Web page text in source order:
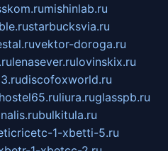
mishinlab.ru
starbucksvia.ru
vektor-doroga.ru
lenasever.rulovinskix.ru
discofoxworld.ru
hostel65.ruliura.ruglasspb.ru
bulkitula.ru
1-xbetti-5.ru